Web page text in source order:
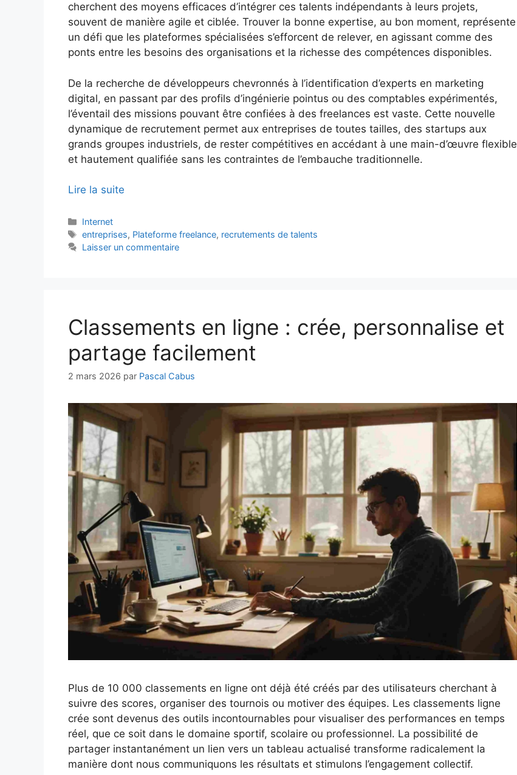
cherchent des moyens efficaces d’intégrer ces talents indépendants à leurs projets,
souvent de manière agile et ciblée. Trouver la bonne expertise, au bon moment, représente
un défi que les plateformes spécialisées s’efforcent de relever, en agissant comme des
ponts entre les besoins des organisations et la richesse des compétences disponibles.
De la recherche de développeurs chevronnés à l’identification d’experts en marketing
digital, en passant par des profils d’ingénierie pointus ou des comptables expérimentés,
l’éventail des missions pouvant être confiées à des freelances est vaste. Cette nouvelle
dynamique de recrutement permet aux entreprises de toutes tailles, des startups aux
grands groupes industriels, de rester compétitives en accédant à une main-d’œuvre flexible
et hautement qualifiée sans les contraintes de l’embauche traditionnelle.
Lire la suite
Catégories
Internet
Étiquettes
entreprises, Plateforme freelance, recrutements de talents
Laisser un commentaire
Classements en ligne : crée, personnalise et
partage facilement
2 mars 2026 par Pascal Cabus
Plus de 10 000 classements en ligne ont déjà été créés par des utilisateurs cherchant à
suivre des scores, organiser des tournois ou motiver des équipes. Les classements ligne
crée sont devenus des outils incontournables pour visualiser des performances en temps
réel, que ce soit dans le domaine sportif, scolaire ou professionnel. La possibilité de
partager instantanément un lien vers un tableau actualisé transforme radicalement la
manière dont nous communiquons les résultats et stimulons l’engagement collectif.